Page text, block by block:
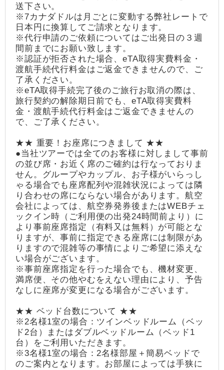
送下さい。
※7カナダドルは月ごとに変動する弊社レートで
日本円に換算してご請求となります。
※代行申請のご依頼についてはご出発日の３週
間前までにお願い致します。
※認証が拒否された場合、eTA取得実費料金・
渡航手続代行料金はご返金できませんので、ご
了承ください。
※eTA取得手続完了後のご旅行お取消の際は、
旅行契約の解除期日前でも、eTA取得実費料
金・渡航手続代行料金はご返金できませんの
で、ご了承ください。
★★ 重要！お座席につきまして ★★
●当社ツアーでは全てのお客様に対しまして事前
の並び席・お近く席のご確約は行なっておりま
せん。グループやカップル、お子様がいらっし
ゃる場合でも座席配列や混雑状況によっては隣
り合わせの席にならない場合があります。航空
会社によっては、航空券発券後またはWEBチェ
ックイン時（ご利用便の出発24時間前より）に
より事前座席指定（有料又は無料）が可能とな
りますが、事前に指定できる座席には制限があ
りますので混雑等の事情によりご希望に添えな
い場合がございます。
※事前座席指定を行った場合でも、機材変更、
満席便、その他やむをえない理由により、予告
なしに座席が変更になる場合がございます。
★★ ベッド台数について ★★
※2名様1室の場合：ツインベッドルーム（ベッ
ド2台）またはダブルベッドルーム（ベッド1
台）をご利用いただきます。
※3名様1室の場合：2名様部屋＋簡易ベッドで
のご案内となります。お部屋によっては手狭に